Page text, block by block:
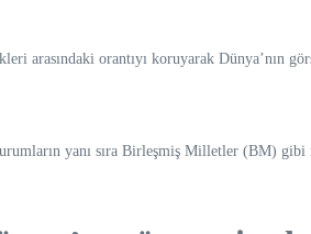
arasındaki orantıyı koruyarak
yanı sıra Birleşmiş Milletler (BM)